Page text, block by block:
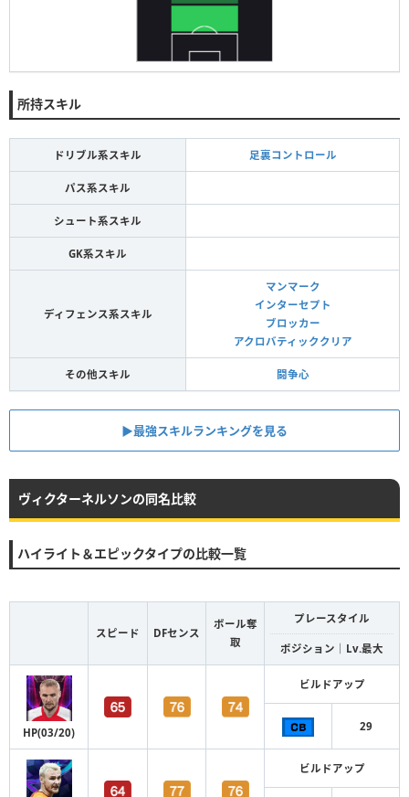
所持スキル
ドリブル系スキル 足裏コントロール
パス系スキル
シュート系スキル
GK系スキル
ディフェンス系スキル
マンマーク
インターセプト
ブロッカー
アクロバティッククリア
その他スキル 闘争心
▶︎最強スキルランキングを見る
ヴィクターネルソンの同名比較
ハイライト＆エピックタイプの比較一覧
スピード DFセンス
ボール奪
取
プレースタイル
ポジション｜Lv.最大
HP(03/20)
ビルドアップ
29
ビルドアップ